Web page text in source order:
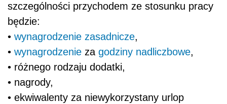
szczególności przychodem ze stosunku pracy
będzie:
• wynagrodzenie zasadnicze,
• wynagrodzenie za godziny nadliczbowe,
• różnego rodzaju dodatki,
• nagrody,
• ekwiwalenty za niewykorzystany urlop